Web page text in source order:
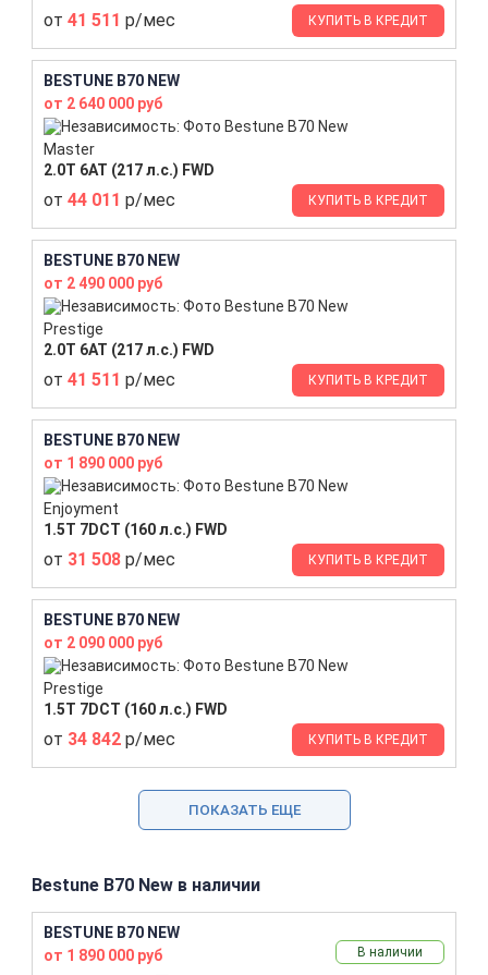
от 41 511 р/мес КУПИТЬ В КРЕДИТ
BESTUNE B70 NEW
от 2 640 000 руб
Master
2.0T 6AT (217 л.с.) FWD
от 44 011 р/мес КУПИТЬ В КРЕДИТ
BESTUNE B70 NEW
от 2 490 000 руб
Prestige
2.0T 6AT (217 л.с.) FWD
от 41 511 р/мес КУПИТЬ В КРЕДИТ
BESTUNE B70 NEW
от 1 890 000 руб
Enjoyment
1.5T 7DCT (160 л.с.) FWD
от 31 508 р/мес КУПИТЬ В КРЕДИТ
BESTUNE B70 NEW
от 2 090 000 руб
Prestige
1.5T 7DCT (160 л.с.) FWD
от 34 842 р/мес КУПИТЬ В КРЕДИТ
ПОКАЗАТЬ ЕЩЕ
Bestune B70 New в наличии
BESTUNE B70 NEW
от 1 890 000 руб
В наличии